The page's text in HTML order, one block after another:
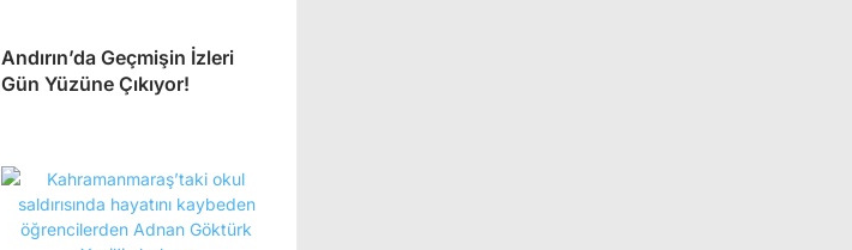
Andırın’da Geçmişin İzleri
Gün Yüzüne Çıkıyor!